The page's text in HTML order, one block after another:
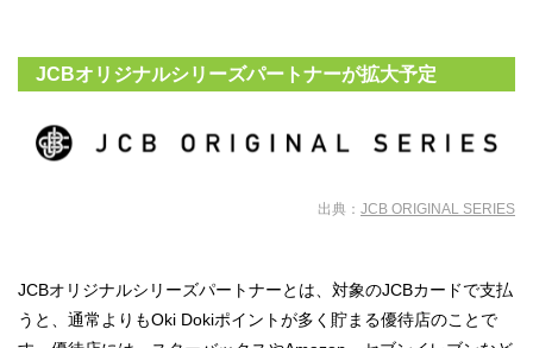
JCBオリジナルシリーズパートナーが拡大予定
出典： JCB ORIGINAL SERIES
JCBオリジナルシリーズパートナーとは、対象のJCBカードで支払
うと、通常よりもOki Dokiポイントが多く貯まる優待店のことで